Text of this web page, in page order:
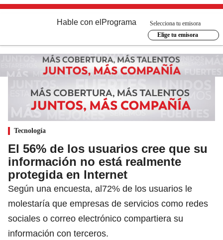
Hable con el Programa
Selecciona tu emisora
Elige tu emisora
Tecnología
El 56% de los usuarios cree que su
información no está realmente
protegida en Internet
Según una encuesta, al72% de los usuarios le
molestaría que empresas de servicios como redes
sociales o correo electrónico compartiera su
información con terceros.